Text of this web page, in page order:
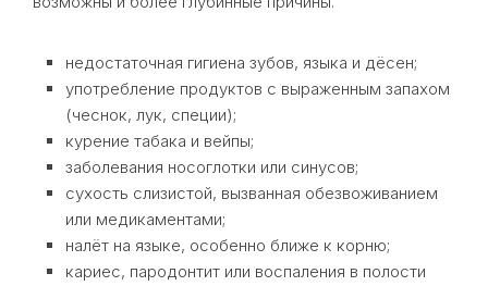
недостаточная гигиена зубов, языка и дёсен;
употребление продуктов с выраженным запахом
(чеснок, лук, специи);
курение табака и вейпы;
заболевания носоглотки или синусов;
сухость слизистой, вызванная обезвоживанием
или медикаментами;
налёт на языке, особенно ближе к корню;
кариес, пародонтит или воспаления в полости